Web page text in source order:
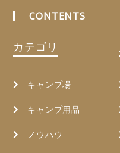
CONTENTS
カテゴリ
キャンプ場
キャンプ用品
ノウハウ